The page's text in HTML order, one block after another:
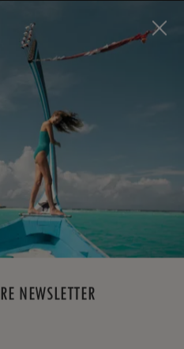
to enhance your experience
and more comfortable.
MAINTENANT
ANNULATION GRATUITE
NEWSLETTER